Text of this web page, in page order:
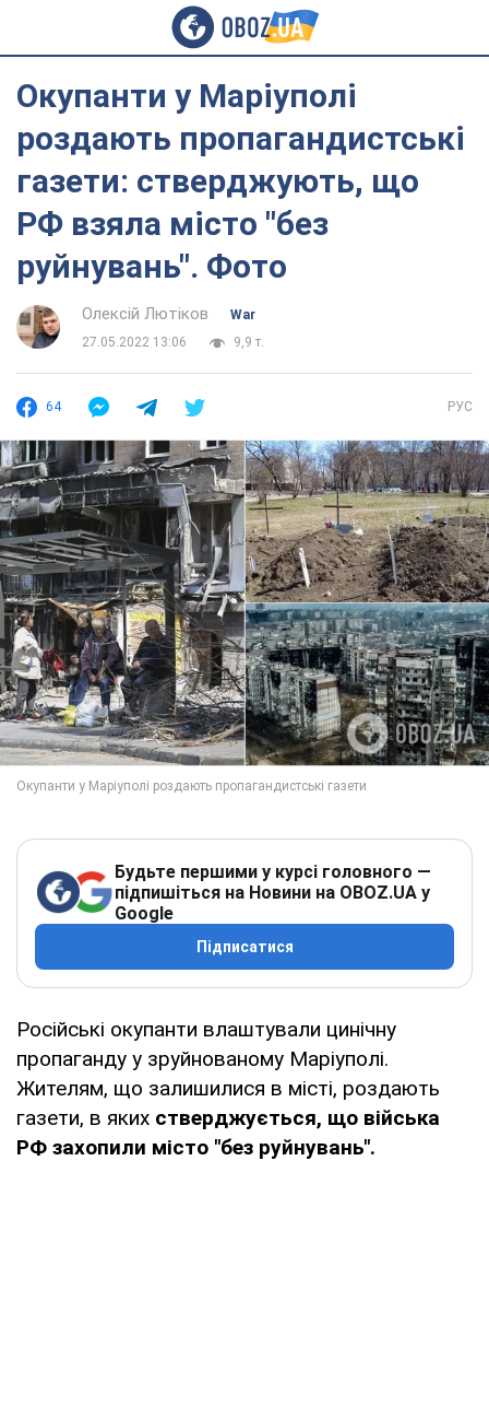
Окупанти у Маріуполі
роздають пропагандистські
газети: стверджують, що
РФ взяла місто "без
руйнувань". Фото
Олексій Лютіков
War
27.05.2022 13:06
9,9 т.
64 РУС
Будьте першими у курсі головного —
підпишіться на Новини на OBOZ.UA у
Google
Підписатися
Російські окупанти влаштували цинічну
пропаганду у зруйнованому Маріуполі.
Жителям, що залишилися в місті, роздають
газети, в яких стверджується, що війська
РФ захопили місто "без руйнувань".